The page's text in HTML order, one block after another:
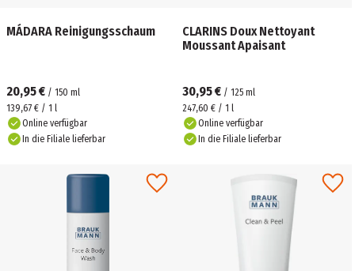
MÁDARA Reinigungsschaum
20,95 € / 150 ml
139,67 € / 1 l
Online verfügbar
In die Filiale lieferbar
CLARINS Doux Nettoyant
Moussant Apaisant
30,95 € / 125 ml
247,60 € / 1 l
Online verfügbar
In die Filiale lieferbar